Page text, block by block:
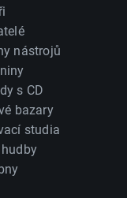
nástrojů
s CD
bazary
studia